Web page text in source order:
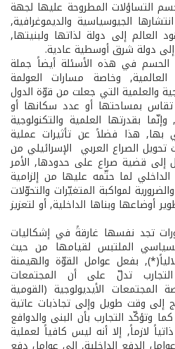
التساؤلات المطروحة عليها لجهة
الجيوسياسية والديموغرافية,
العالم إلى دولة لذاتها ولبنيتها,
دولة شرق أوسطية عادية.
الحسم في هذه الأسئلة أيضاً جملة
العالمية, وخاصة مسارات العولمة
والعلمية التي جعلت من قوّة الدول
بمساحتها أو عدد سكانها أو
بقدرتها العلمية والتكنولوجية
بها, هذا فضلاً عن تأثيرات عملية
الصراع العربي ­ الإسرائيلي من
إلى قضية صراع على حدودها, الأمر
لما حتّمه عليها من إلزامية
لمواكبة المتغيّرات والتحوّلات
أوضاعها وبناها الداخلية, أو لتعزيز
تجد نفسها غارقةً في إشكاليات
الملتبس لقيامها من حيث
بفعل عوامل القوّة والهيمنة
تدلّ على أن المجتمعات
المجتمعات الأيديولوجية (القومية
إلى وقت طويل وإلى تجاذبات عاتية
وتؤكّد التجارب بأن البنى والدوافع
لازماً, إلا أنه ليس كافياً لعملية